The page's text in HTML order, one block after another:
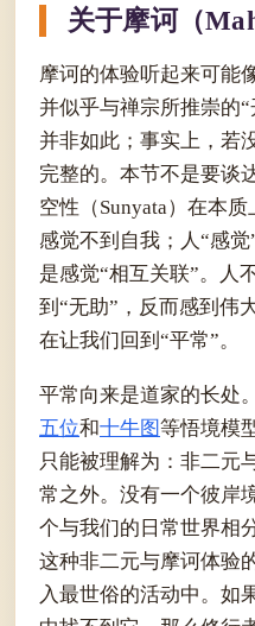
关于摩诃（
摩诃的体验听起来可能
并似乎与禅宗所推崇的
并非如此；事实上，若
完整的。本节不是要谈
空性（Sunyata）在本
感觉不到自我；人“感
是感觉“相互关联”。人
到“无助”，反而感到伟
在让我们回到“平常”。
平常向来是道家的长处
五位和十牛图等悟境模
只能被理解为：非二元
常之外。没有一个彼岸
个与我们的日常世界相
这种非二元与摩诃体验
入最世俗的活动中。如